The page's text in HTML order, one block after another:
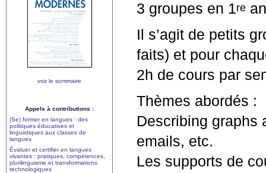
3 groupes en 1re
Il s’agit de petits
faits) et pour
2h de cours par
Thèmes abordés :
Describing graphs
emails, etc.
Les supports de
voir le sommaire
Appels à contributions :
(Se) former en langues : des
politiques éducatives et
linguistiques aux classes de
langues
Évaluer et certifier en langues
vivantes : pratiques, compétences,
plurilinguisme et transformations
technologiques